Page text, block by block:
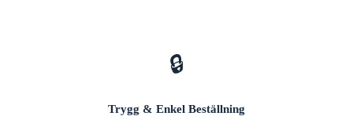
🔒
Trygg & Enkel Beställning